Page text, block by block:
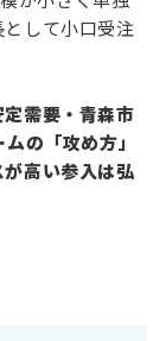
して小口受注
需要・青森市
の「攻め方」
高い参入は弘